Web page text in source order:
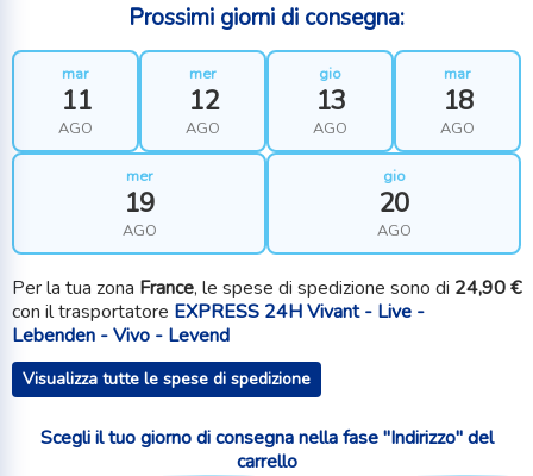
Prossimi giorni di consegna:
mar
11
AGO
mer
12
AGO
gio
13
AGO
mar
18
AGO
mer
19
AGO
gio
20
AGO
Per la tua zona France, le spese di spedizione sono di 24,90 €
con il trasportatore EXPRESS 24H Vivant - Live -
Lebenden - Vivo - Levend
Visualizza tutte le spese di spedizione
Scegli il tuo giorno di consegna nella fase "Indirizzo" del
carrello